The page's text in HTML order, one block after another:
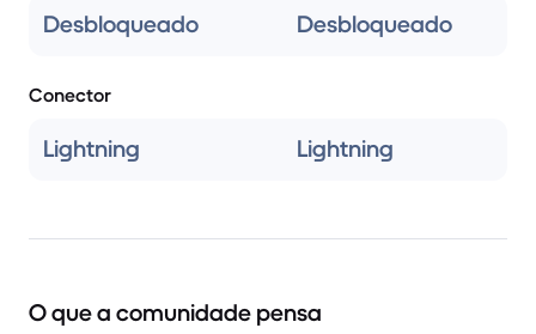
Desbloqueado Desbloqueado
Conector
Lightning Lightning
O que a comunidade pensa